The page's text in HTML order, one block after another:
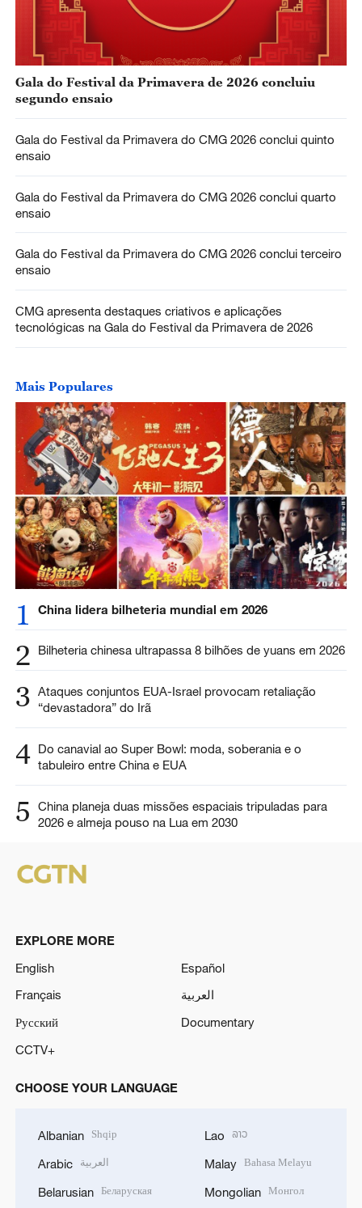
Gala do Festival da Primavera de 2026 concluiu
segundo ensaio
Gala do Festival da Primavera do CMG 2026 conclui quinto
ensaio
Gala do Festival da Primavera do CMG 2026 conclui quarto
ensaio
Gala do Festival da Primavera do CMG 2026 conclui terceiro
ensaio
CMG apresenta destaques criativos e aplicações
tecnológicas na Gala do Festival da Primavera de 2026
Mais Populares
1 China lidera bilheteria mundial em 2026
2 Bilheteria chinesa ultrapassa 8 bilhões de yuans em 2026
3 Ataques conjuntos EUA-Israel provocam retaliação
“devastadora” do Irã
4 Do canavial ao Super Bowl: moda, soberania e o
tabuleiro entre China e EUA
5
China planeja duas missões espaciais tripuladas para
2026 e almeja pouso na Lua em 2030
EXPLORE MORE
English
Español
Français
العربية
Русский
Documentary
CCTV+
CHOOSE YOUR LANGUAGE
Albanian Shqip
Arabic العربية
Belarusian Беларуская
Lao ລາວ
Malay Bahasa Melayu
Mongolian Монгол